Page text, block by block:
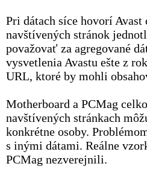
Pri dátach síce hovorí Avast
navštívených stránok
považovať za agregované
vysvetlenia Avastu ešte z
URL, ktoré by mohli
Motherboard a PCMag
navštívených stránkach
konkrétne osoby.
s inými dátami. Reálne
PCMag nezverejnili.